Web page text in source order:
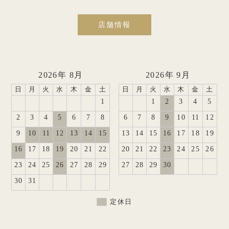
店舗情報
2026年 8月
日 月 火 水 木 金 土
1
2 3 4 5 6 7 8
9 10 11 12 13 14 15
16 17 18 19 20 21 22
23 24 25 26 27 28 29
30 31
2026年 9月
日 月 火 水 木 金 土
1 2 3 4 5
6 7 8 9 10 11 12
13 14 15 16 17 18 19
20 21 22 23 24 25 26
27 28 29 30
定休日